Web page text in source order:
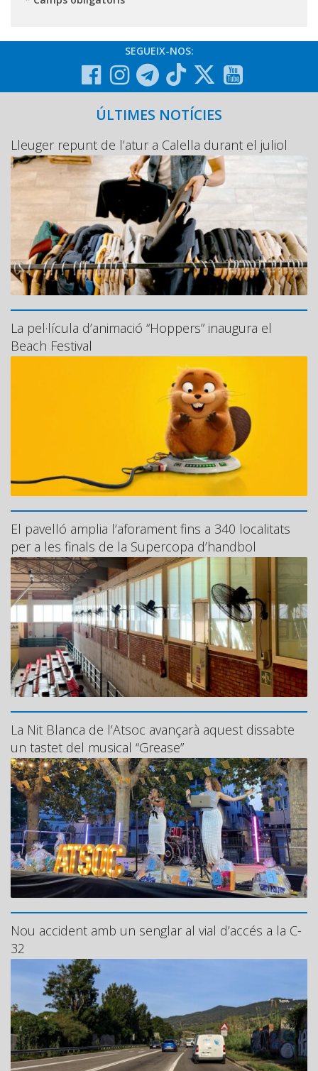
SEGUEIX-NOS:
ÚLTIMES NOTÍCIES
Lleuger repunt de l’atur a Calella durant el juliol
La pel·lícula d’animació “Hoppers” inaugura el
Beach Festival
El pavelló amplia l’aforament fins a 340 localitats
per a les finals de la Supercopa d’handbol
La Nit Blanca de l’Atsoc avançarà aquest dissabte
un tastet del musical “Grease”
Nou accident amb un senglar al vial d’accés a la C-
32